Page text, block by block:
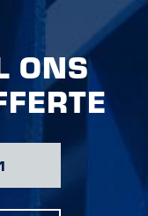
ONS